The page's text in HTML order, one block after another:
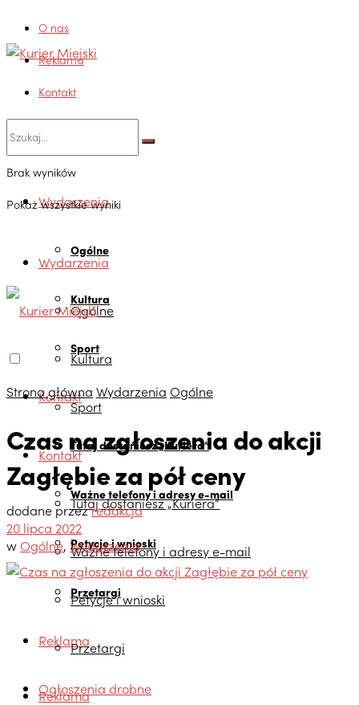
O nas
Reklama
Kontakt
Brak wyników
Pokaż wszystkie wyniki
Wydarzenia
Ogólne
Kultura
Sport
Kontakt
Tutaj dostaniesz „Kuriera”
Ważne telefony i adresy e-mail
Petycje i wnioski
Przetargi
Reklama
Ogłoszenia drobne
Wydarzenia
Ogólne
Kultura
Sport
Kontakt
Tutaj dostaniesz „Kuriera”
Ważne telefony i adresy e-mail
Petycje i wnioski
Przetargi
Reklama
Strona główna Wydarzenia Ogólne
Czas na zgłoszenia do akcji
Zagłębie za pół ceny
dodane przezredakcja
20 lipca 2022
wOgólne, Wydarzenia